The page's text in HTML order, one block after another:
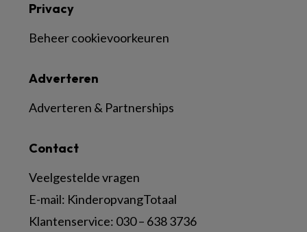
Contact
Veelgestelde vragen
E-mail: KinderopvangTotaal
Klantenservice: 030 – 638 3736
Adverteren
Adverteren & Partnerships
Privacy
Beheer cookievoorkeuren